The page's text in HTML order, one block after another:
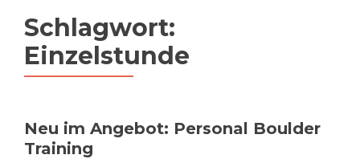
Schlagwort:
Einzelstunde
Neu im Angebot: Personal Boulder
Training